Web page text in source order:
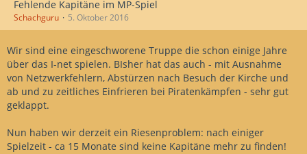
Fehlende Kapitäne im MP-Spiel
Schachguru 5. Oktober 2016
Wir sind eine eingeschworene Truppe die schon einige Jahre
über das I-net spielen. BIsher hat das auch - mit Ausnahme
von Netzwerkfehlern, Abstürzen nach Besuch der Kirche und
ab und zu zeitliches Einfrieren bei Piratenkämpfen - sehr gut
geklappt.
Nun haben wir derzeit ein Riesenproblem: nach einiger
Spielzeit - ca 15 Monate sind keine Kapitäne mehr zu finden!